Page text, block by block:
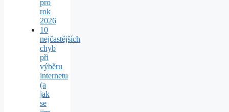
pro
rok
2026
10
nejčastějších
chyb
při
výběru
internetu
(a
jak
se